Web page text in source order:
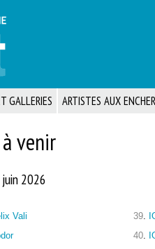
GALLERIES ARTISTES AUX
venir
2026
Vali
39.
40.